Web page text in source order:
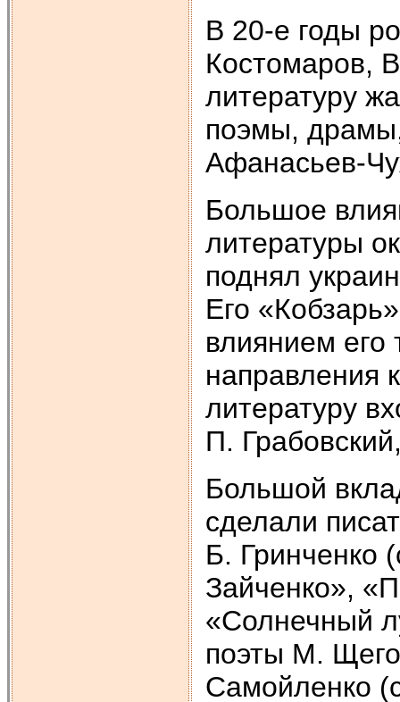
В 20-е годы
Костомаров,
литературу
поэмы,
Афанасьев-
Большое
литературы
поднял
Его
влиянием его
направления
литературу
П.
Большой
сделали
Б. Гринченко
Зайченко»,
«Солнечный
поэты М.
Самойленко